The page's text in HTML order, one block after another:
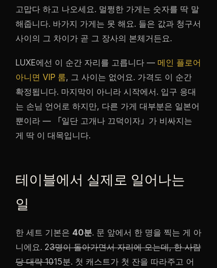
고맙다 하고 나오세요. 멀쩡한 가게는 숫자를 딱 말
해줍니다. 바가지 가게는 못 해요. 들은 값과 청구서
사이의 그 차이가 곧 그 장사의 본체거든요.
LUXE에선 이 순간 자리를 고릅니다 — 메인 플로어
아니면 VIP 룸, 그 사이는 없어요. 가격도 이 순간
확정됩니다. 마지막이 아니라 시작에서. 입구 응대
는 손님 언어로 하지만, 다른 가게 대부분은 일본어
뿐이라 — 「일단 고개나 끄덕이자」가 비싸지는
게 딱 이 대목입니다.
테이블에서 실제로 일어나는
일
한 세트 기본은 40분. 문 앞에서 한 명을 찍는 게 아
니에요. 23명이 돌아가면서 자리에 오는데, 한 사람
당 대략 1015분. 첫 캐스트가 첫 잔을 따라주고 어